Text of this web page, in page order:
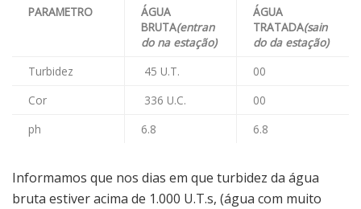
PARAMETRO
ÁGUA
BRUTA(entran
do na estação)
ÁGUA
TRATADA(sain
do da estação)
Turbidez
45 U.T.
00
Cor
336 U.C.
00
ph
6.8 6.8
Informamos que nos dias em que turbidez da água
bruta estiver acima de 1.000 U.T.s, (água com muito